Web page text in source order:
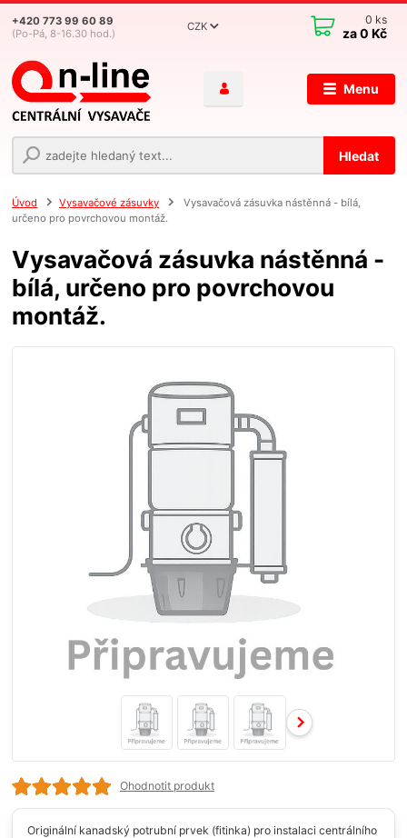
Menu
CZK
Hledat
+420 773 99 60 89
(Po-Pá, 8-16.30 hod.)
0 ks
za0 Kč
Úvod Vysavačové zásuvky
Vysavačová zásuvka nástěnná - bílá,
určeno pro povrchovou montáž.
Vysavačová zásuvka nástěnná -
bílá, určeno pro povrchovou
montáž.
Ohodnotit produkt
Originální kanadský potrubní prvek (fitinka) pro instalaci centrálního